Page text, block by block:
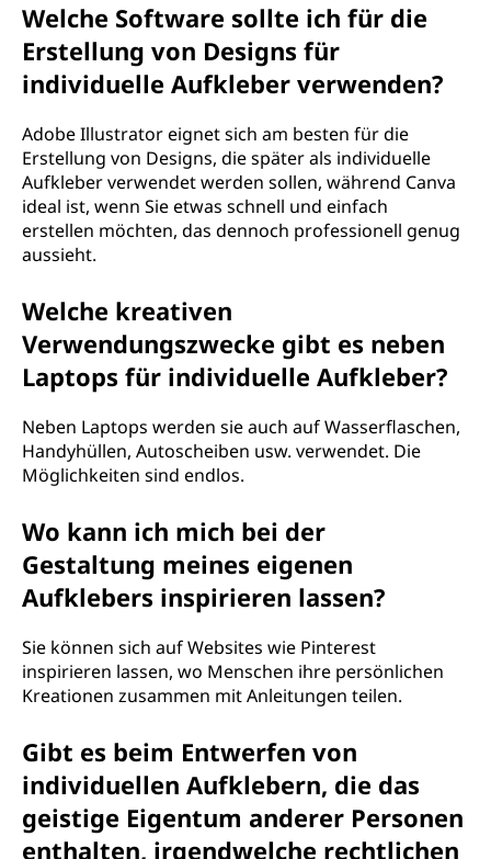
Welche Software sollte ich für die
Erstellung von Designs für
individuelle Aufkleber verwenden?
Adobe Illustrator eignet sich am besten für die
Erstellung von Designs, die später als individuelle
Aufkleber verwendet werden sollen, während Canva
ideal ist, wenn Sie etwas schnell und einfach
erstellen möchten, das dennoch professionell genug
aussieht.
Welche kreativen
Verwendungszwecke gibt es neben
Laptops für individuelle Aufkleber?
Neben Laptops werden sie auch auf Wasserflaschen,
Handyhüllen, Autoscheiben usw. verwendet. Die
Möglichkeiten sind endlos.
Wo kann ich mich bei der
Gestaltung meines eigenen
Aufklebers inspirieren lassen?
Sie können sich auf Websites wie Pinterest
inspirieren lassen, wo Menschen ihre persönlichen
Kreationen zusammen mit Anleitungen teilen.
Gibt es beim Entwerfen von
individuellen Aufklebern, die das
geistige Eigentum anderer Personen
enthalten, irgendwelche rechtlichen